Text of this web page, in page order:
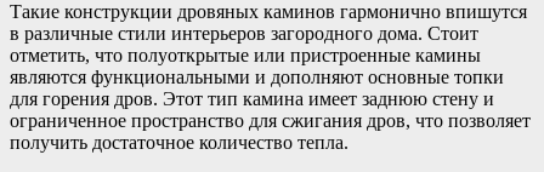
Такие конструкции дровяных каминов гармонично впишутся
в различные стили интерьеров загородного дома. Стоит
отметить, что полуоткрытые или пристроенные камины
являются функциональными и дополняют основные топки
для горения дров. Этот тип камина имеет заднюю стену и
ограниченное пространство для сжигания дров, что позволяет
получить достаточное количество тепла.